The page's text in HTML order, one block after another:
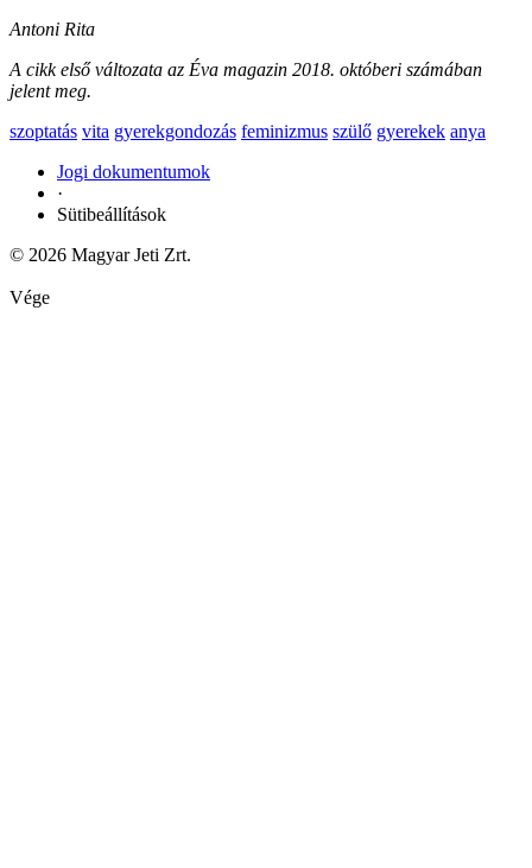
Antoni Rita
A cikk első változata az Éva magazin 2018. októberi számában
jelent meg.
szoptatás vita gyerekgondozás feminizmus szülő gyerekek anya
Jogi dokumentumok
·
Sütibeállítások
© 2026 Magyar Jeti Zrt.
Vége